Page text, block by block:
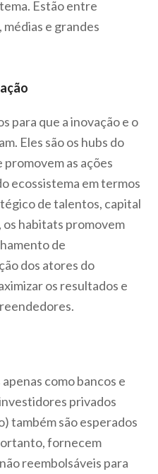
Estão entre
e grandes
para que a inovação e o
Eles são os hubs do
as ações
ecossistema em termos
de talentos, capital
habitats promovem
de
dos atores do
os resultados e
como bancos e
privados
também são esperados
fornecem
reembolsáveis para